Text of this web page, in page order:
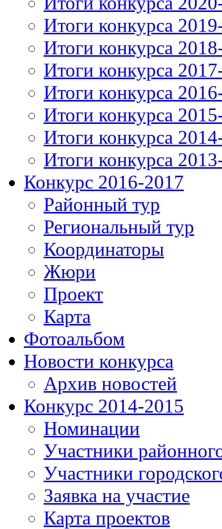
Итоги конкурса
Итоги конкурса
Итоги конкурса
Итоги конкурса
Итоги конкурса
Итоги конкурса
Итоги конкурса
Конкурс 2016-2017
Районный тур
Региональный тур
Координаторы
Жюри
Проект
Карта
Фотоальбом
Новости конкурса
Архив новостей
Конкурс 2014-2015
Номинации
Участники
Участники
Заявка на участие
Карта проектов